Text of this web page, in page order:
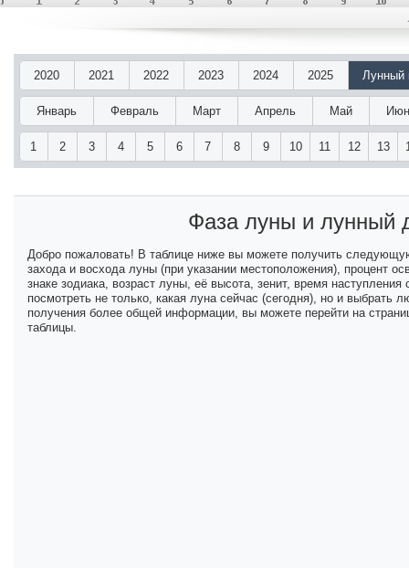
2020 2021 2022 2023 2024 2025 Лунный
Январь Февраль Март Апрель Май
1 2 3 4 5 6 7 8 9 10 11 12 13
Фаза луны и лунный
Добро пожаловать! В таблице ниже вы можете получить
захода и восхода луны (при указании местоположения), процент
знаке зодиака, возраст луны, её высота, зенит, время
посмотреть не только, какая луна сейчас (сегодня), но и
получения более общей информации, вы можете перейти на
таблицы.